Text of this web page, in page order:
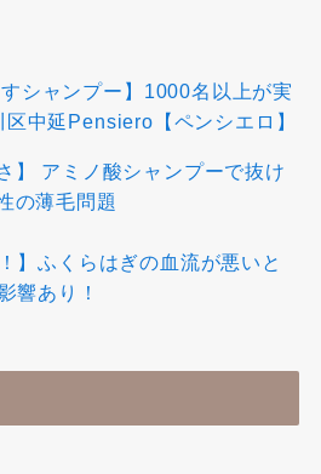
すシャンプー】1000名以上が実
中延Pensiero【ペンシエロ】
】 アミノ酸シャンプーで抜け
の薄毛問題
】ふくらはぎの血流が悪いと
響あり！